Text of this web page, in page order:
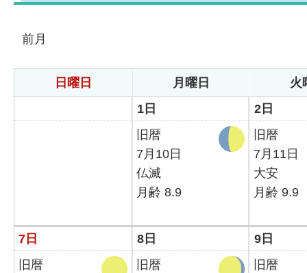
前月
日曜日 月曜日
火
1日
2日
旧暦
7月10日
仏滅
月齢 8.9
旧暦
7月11日
大安
月齢 9.9
7日 8日
9日
旧暦
旧暦
旧暦